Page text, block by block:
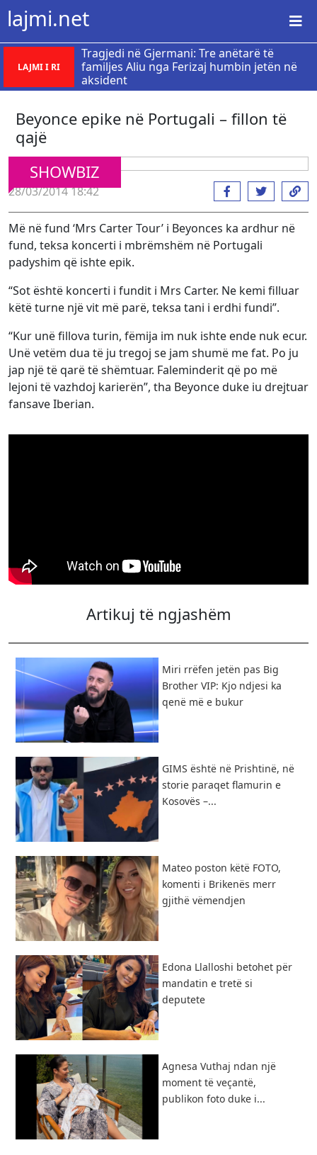
lajmi.net
LAJMI I RI
Tragjedi në Gjermani: Tre anëtarë të
familjes Aliu nga Ferizaj humbin jetën në
aksident
Beyonce epike në Portugali – fillon të
qajë
SHOWBIZ
28/03/2014 18:42
Më në fund ‘Mrs Carter Tour’ i Beyonces ka ardhur në
fund, teksa koncerti i mbrëmshëm në Portugali
padyshim që ishte epik.
“Sot është koncerti i fundit i Mrs Carter. Ne kemi filluar
këtë turne një vit më parë, teksa tani i erdhi fundi”.
“Kur unë fillova turin, fëmija im nuk ishte ende nuk ecur.
Unë vetëm dua të ju tregoj se jam shumë me fat. Po ju
jap një të qarë të shëmtuar. Faleminderit që po më
lejoni të vazhdoj karierën”, tha Beyonce duke iu drejtuar
fansave Iberian.
Artikuj të ngjashëm
Miri rrëfen jetën pas Big
Brother VIP: Kjo ndjesi ka
qenë më e bukur
GIMS është në Prishtinë, në
storie paraqet flamurin e
Kosovës –...
Mateo poston këtë FOTO,
komenti i Brikenës merr
gjithë vëmendjen
Edona Llalloshi betohet për
mandatin e tretë si
deputete
Agnesa Vuthaj ndan një
moment të veçantë,
publikon foto duke i...